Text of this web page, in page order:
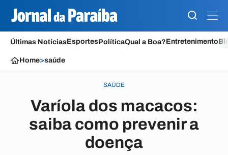
Últimas NotíciasEsportesPolíticaQual a Boa?Entretenimento
Home>saúde
SAÚDE
Varíola dos macacos:
saiba como prevenir a
doença